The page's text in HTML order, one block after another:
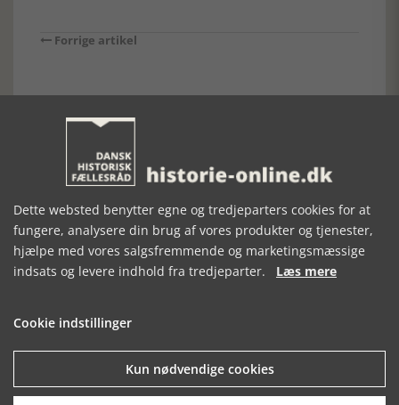
Forrige artikel
SOMMERLIV
VED
VESTKYSTEN
NÆSTVED
MUSEUM 1917-
2017
HAN HERRED
BOGEN 2020
Dette websted benytter egne og tredjeparters cookies for at
fungere, analysere din brug af vores produkter og tjenester,
hjælpe med vores salgsfremmende og marketingsmæssige
indsats og levere indhold fra tredjeparter. Læs mere
Cookie indstillinger
Kun nødvendige cookies